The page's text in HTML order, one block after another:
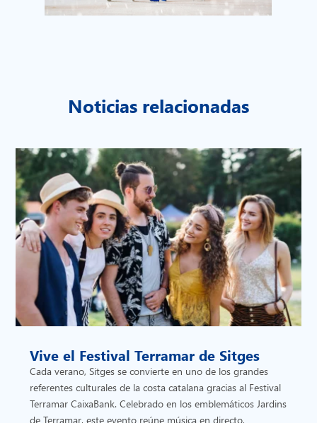
Noticias relacionadas
Vive el Festival Terramar de Sitges
Cada verano, Sitges se convierte en uno de los grandes
referentes culturales de la costa catalana gracias al Festival
Terramar CaixaBank. Celebrado en los emblemáticos Jardins
de Terramar, este evento reúne música en directo,